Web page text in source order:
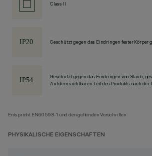
Class II
Geschützt gegen das Eindringen fester
Geschützt gegen das Eindringen von Staub,
Auf dem sichtbaren Teil des Produkts nach der
Entspricht EN60598-1 und den geltenden Vorschriften.
PHYSIKALISCHE EIGENSCHAFTEN